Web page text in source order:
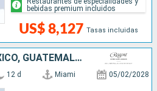
US$ 8,127 Tasas incluidas
bebidas premium incluidos
ESTADOS UNIDOS, MÉXICO, GUATEMALA, BELICE, HONDURAS, JAMAICA, ISLAS CAIMÁN
12 d Miami 05/02/2028